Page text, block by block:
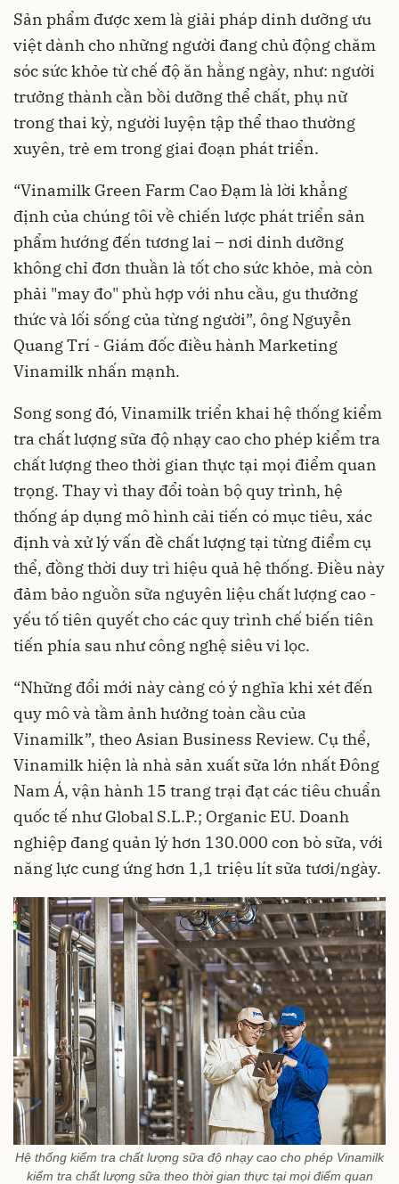
Sản phẩm được xem là giải pháp dinh dưỡng ưu
việt dành cho những người đang chủ động chăm
sóc sức khỏe từ chế độ ăn hằng ngày, như: người
trưởng thành cần bồi dưỡng thể chất, phụ nữ
trong thai kỳ, người luyện tập thể thao thường
xuyên, trẻ em trong giai đoạn phát triển.
“Vinamilk Green Farm Cao Đạm là lời khẳng
định của chúng tôi về chiến lược phát triển sản
phẩm hướng đến tương lai – nơi dinh dưỡng
không chỉ đơn thuần là tốt cho sức khỏe, mà còn
phải "may đo" phù hợp với nhu cầu, gu thưởng
thức và lối sống của từng người”, ông Nguyễn
Quang Trí - Giám đốc điều hành Marketing
Vinamilk nhấn mạnh.
Song song đó, Vinamilk triển khai hệ thống kiểm
tra chất lượng sữa độ nhạy cao cho phép kiểm tra
chất lượng theo thời gian thực tại mọi điểm quan
trọng. Thay vì thay đổi toàn bộ quy trình, hệ
thống áp dụng mô hình cải tiến có mục tiêu, xác
định và xử lý vấn đề chất lượng tại từng điểm cụ
thể, đồng thời duy trì hiệu quả hệ thống. Điều này
đảm bảo nguồn sữa nguyên liệu chất lượng cao -
yếu tố tiên quyết cho các quy trình chế biến tiên
tiến phía sau như công nghệ siêu vi lọc.
“Những đổi mới này càng có ý nghĩa khi xét đến
quy mô và tầm ảnh hưởng toàn cầu của
Vinamilk”, theo Asian Business Review. Cụ thể,
Vinamilk hiện là nhà sản xuất sữa lớn nhất Đông
Nam Á, vận hành 15 trang trại đạt các tiêu chuẩn
quốc tế như Global S.L.P.; Organic EU. Doanh
nghiệp đang quản lý hơn 130.000 con bò sữa, với
năng lực cung ứng hơn 1,1 triệu lít sữa tươi/ngày.
Hệ thống kiểm tra chất lượng sữa độ nhạy cao cho phép Vinamilk
kiểm tra chất lượng sữa theo thời gian thực tại mọi điểm quan